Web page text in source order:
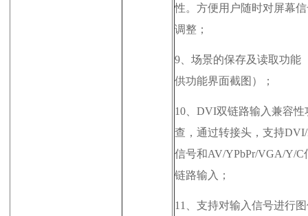
性。方便用户随时对屏幕
调整；
9、 场景的保存及读取功能
供功能界面截图）；
10、 DVI双链路输入兼容性
查，通过转接头，支持
信号和AV/YPbPr/VGA/Y/C
链路输入；
11、 支持对输入信号进行